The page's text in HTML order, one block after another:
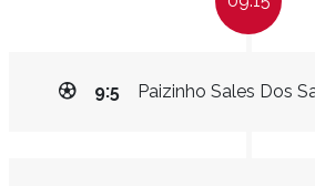
Paizinho Sales Dos
9:5